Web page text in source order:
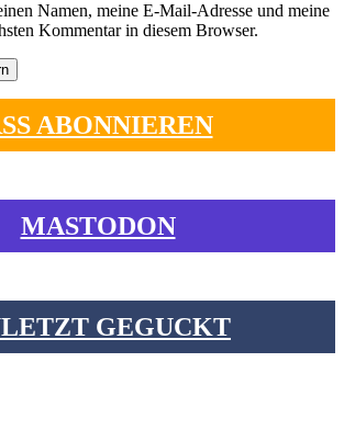
Namen, meine E-Mail-Adresse und meine
Kommentar in diesem Browser.
ABONNIEREN
MASTODON
GEGUCKT